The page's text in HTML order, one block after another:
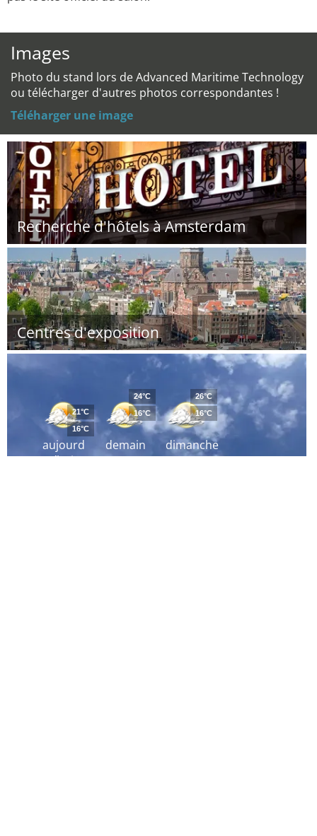
Images
Photo du stand lors de Advanced Maritime Technology
ou télécharger d'autres photos correspondantes !
Téléharger une image
Recherche d'hôtels à Amsterdam
Centres d'exposition
aujourd
´hui
21°C
16°C
demain
24°C
16°C
dimanche
26°C
16°C